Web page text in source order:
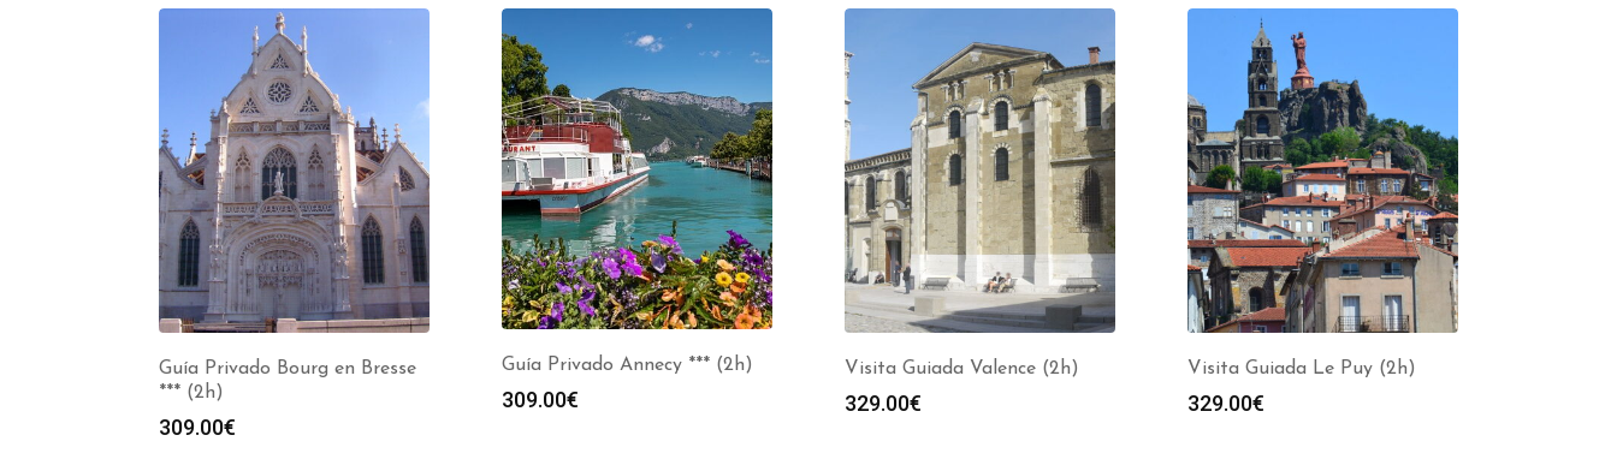
Guía Privado Bourg en Bresse
*** (2h)
309.00€
Guía Privado Annecy *** (2h)
309.00€
Visita Guiada Valence (2h)
329.00€
Visita Guiada Le Puy (2h)
329.00€